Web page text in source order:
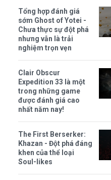
Tổng hợp đánh giá
sớm Ghost of Yotei -
Chưa thực sự đột phá
nhưng vẫn là trải
nghiệm trọn vẹn
Clair Obscur
Expedition 33 là một
trong những game
được đánh giá cao
nhất năm nay!
The First Berserker:
Khazan - Đột phá đáng
khen của thể loại
Soul-likes